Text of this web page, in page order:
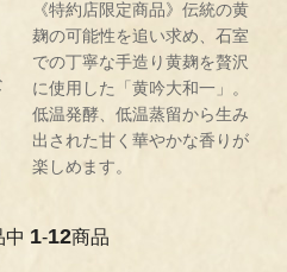
《特約店限定商品》伝統の黄
麹の可能性を追い求め、石室
での丁寧な手造り黄麹を贅沢
に使用した「黄吟大和一」。
低温発酵、低温蒸留から生み
出された甘く華やかな香りが
楽しめます。
中 1-12商品